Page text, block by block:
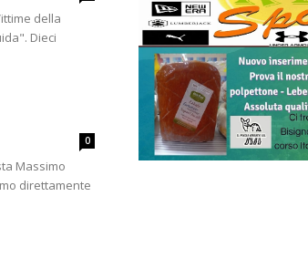
della
Dieci
0
Massimo
direttamente